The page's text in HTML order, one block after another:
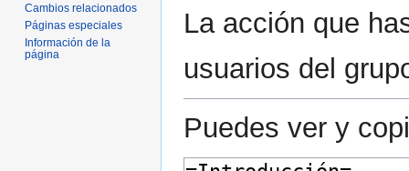
La acción que
usuarios del
Puedes ver y
Cambios relacionados
Páginas especiales
Información de la
página